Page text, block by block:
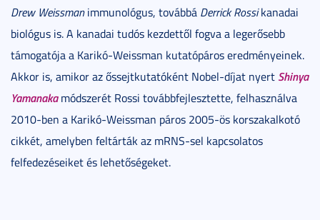
Drew Weissmanimmunológus, továbbá Derrick Rossikanadai
biológus is. A kanadai tudós kezdettől fogva a legerősebb
támogatója a Karikó-Weissman kutatópáros eredményeinek.
Akkor is, amikor az őssejtkutatóként Nobel-díjat nyert Shinya
Yamanakamódszerét Rossi továbbfejlesztette, felhasználva
2010-ben a Karikó-Weissman páros 2005-ös korszakalkotó
cikkét, amelyben feltárták az mRNS-sel kapcsolatos
felfedezéseiket és lehetőségeket.